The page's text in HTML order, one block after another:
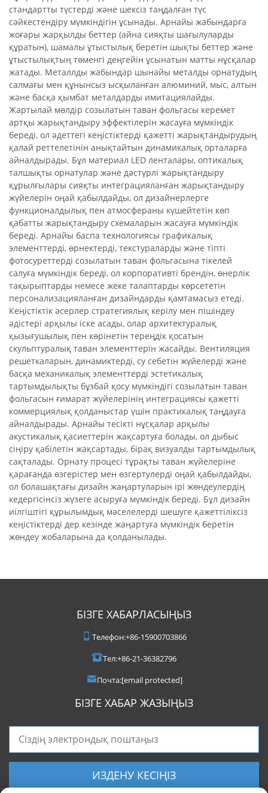
стандартты түстерді және шексіз таңдалған түс
сәйкестендіру мүмкіндігін ұсынады. Арнайы жабындарға
жоғары жарқылды беттер (айна сияқты шағылуларды
құратын), шамалы ұтыстылық беретін шықты беттер және
ұтыстылықтың төменгі деңгейін ұсынатын матты нұсқалар
жатады. Металлды жабындар шынайы металды орнатудың
салмағы мен құнынсыз ысқыланған алюминий, мыс, алтын
және басқа қымбат металдарды имитациялайды.
Жартылай мөлдір созылатын таван фольгасы керемет
артқы жарықтандыру эффектілерін жасауға мүмкіндік
береді, ол әдеттегі кеңістіктерді қажетті жарықтандырудың
қалай реттелетінін анықтайтын динамикалық орталарға
айналдырады. Бұл материал LED ленталары, оптикалық
талшықты орнатулар және дәстүрлі жарықтандыру
құрылғылары сияқты интеграцияланған жарықтандыру
жүйелерін оңай қабылдайды, ол дизайнерлерге
функционалдылық пен атмосфераны күшейтетін көп
қабатты жарықтандыру схемаларын жасауға мүмкіндік
береді. Арнайы баспа технологиясы графикалық
элементтерді, өрнектерді, текстураларды және тіпті
фотосуреттерді созылатын таван фольгасына тікелей
салуға мүмкіндік береді, ол корпоративті брендін, өнерлік
тақырыптарды немесе жеке талаптарды көрсететін
персонализацияланған дизайндарды қамтамасыз етеді.
Кеңістіктік әсерлер стратегиялық керілу мен пішіндеу
әдістері арқылы іске асады, олар архитектуралық
қызығушылық пен көрінетін тереңдік қосатын
скульптуралық таван элементтерін жасайды. Вентиляция
решеткаларын, динамиктерді, су себетін жүйелерді және
басқа механикалық элементтерді эстетикалық
тартымдылықты бұзбай қосу мүмкіндігі созылатын таван
фольгасын ғимарат жүйелерінің интеграциясы қажетті
коммерциялық қолданыстар үшін практикалық таңдауға
айналдырады. Арнайы тесікті нұсқалар арқылы
акустикалық қасиеттерін жақсартуға болады, ол дыбыс
сіңіру қабілетін жақсартады, бірақ визуалды тартымдылық
сақталады. Орнату процесі тұрақты таван жүйелеріне
қарағанда өзгерістер мен өзгертулерді оңай қабылдайды,
ол болашақтағы дизайн жаңартуларын ірі жөндеулердің
кедергісінсіз жүзеге асыруға мүмкіндік береді. Бұл дизайн
иілгіштігі құрылымдық мәселелерді шешуге қажеттіліксіз
кеңістіктерді дер кезінде жаңартуға мүмкіндік беретін
жөндеу жобаларына да қолданылады.
БІЗГЕ ХАБАРЛАСЫҢЫЗ
Телефон:+86-15900703866
Тел:+86-21-36382796
Почта:[email protected]
БІЗГЕ ХАБАР ЖАЗЫҢЫЗ
ИЗДЕНУ КЕСІҢІЗ